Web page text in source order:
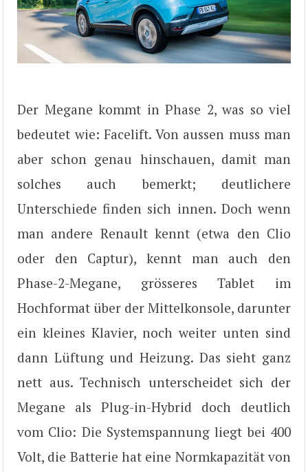
Der Megane kommt in Phase 2, was so viel
bedeutet wie: Facelift. Von aussen muss man
aber schon genau hinschauen, damit man
solches auch bemerkt; deutlichere
Unterschiede finden sich innen. Doch wenn
man andere Renault kennt (etwa den Clio
oder den Captur), kennt man auch den
Phase-2-Megane, grösseres Tablet im
Hochformat über der Mittelkonsole, darunter
ein kleines Klavier, noch weiter unten sind
dann Lüftung und Heizung. Das sieht ganz
nett aus. Technisch unterscheidet sich der
Megane als Plug-in-Hybrid doch deutlich
vom Clio: Die Systemspannung liegt bei 400
Volt, die Batterie hat eine Normkapazität von